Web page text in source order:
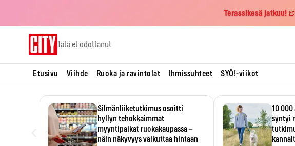
Terassikesä jatkuu!
Tätä et odottanut
Etusivu Viihde Ruoka ja ravintolat Ihmissuhteet SYÖ!-viikot
Silmänliiketutkimus osoitti
hyllyn tehokkaimmat
myyntipaikat ruokakaupassa –
näin näkyvyys vaikuttaa hintaan
10 000
syntyi